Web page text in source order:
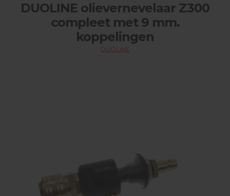
DUOLINE olievernevelaar Z300
compleet met 9 mm.
koppelingen
DUOLINE